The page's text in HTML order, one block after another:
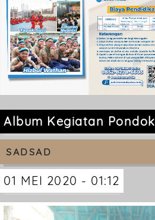
Album Kegiatan Pondok
SADSAD
01 MEI 2020 - 01:12